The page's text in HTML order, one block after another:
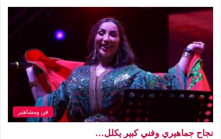
فن ومشاهير
نجاح جماهيري وفني كبير يكلل…